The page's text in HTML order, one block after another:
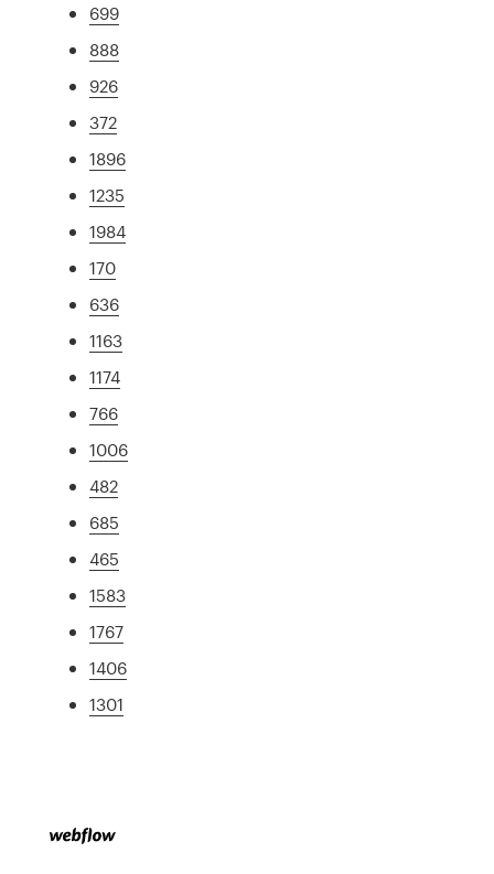
699
888
926
372
1896
1235
1984
170
636
1163
1174
766
1006
482
685
465
1583
1767
1406
1301